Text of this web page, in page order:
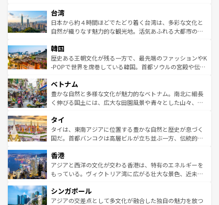
情報は
人々、おいしいローカルフードやハワイアンミュージッ
ク、伝統的なフラダンスなど、すべてがハワイの魅力を彩
っている。訪れるたびに新しい発見と感動が待っているハ
はコンテンツ一覧
リアリーフや大陸中央部にそびえるウルル（エアーズロッ
ク）、タスマニアの美しい原生林やケアンズの熱帯雨林な
ど、見どころがたくさん。また、カフェやワイン、オージ
いる。アクティビティも充実しており、サーフィンやダイ
ビング、ハイキングなど、アウトドア好きにはたまらな
い。オーストラリアの多彩な魅力を存分に味わいつくそ
参照してほしい。
台湾
日本から約４時間ほどでたどり着く台湾は、多彩な文化と
自然が織りなす魅力的な観光地。活気あふれる大都市の台
ン）、静ひつな山岳地帯である台湾東部など、都市の喧騒
と山間の静けさが共存しており、訪れる人に新しい発見と
驚きをもたらしてくれる。また、奥深い台湾の食文化も魅
容にもいいと評判のスイーツなど、バラエティ豊かな料理
が味わえる。 なお、新着の台湾情報は コンテンツ一覧を参
照してほしい。
韓国
歴史ある王朝文化が残る一方で、最先端のファッションやK
-POPで世界を席巻している韓国。首都ソウルの宮殿や伝統
き、地方に足を延ばせば四季折々の自然美を楽しむことが
できる。そして、キムチや焼肉、絶品のストリートフード
まで、さまざまな韓国料理が待っている。夜には、韓国な
リティに包まれながら、韓国の多彩な魅力を心ゆくまで味
わってみてほしい。 なお、新着の韓国情報はコンテンツ一
覧を参照してほしい。
ベトナム
豊かな自然と多様な文化が魅力的なベトナム。南北に細長
く伸びる国土には、広大な田園風景や青々とした山々、世
急速な発展と共に伝統が息づく。ハノイの古い町並みやホ
ーチミン市のフランス統治時代の建物も、独特の雰囲気を
醸し出している。また、バラエティの豊かさとおいしさで
とつ。フォーやバインミー、ベトナムコーヒーなどは、ぜ
ひ現地で味わいたい。どの地域を訪れてもあたたかい人々
が旅行者を迎えてくれるので、きっと忘れられない旅にな
参照してほしい。
タイ
タイは、東南アジアに位置する豊かな自然と歴史が息づく
国だ。首都バンコクは高層ビルが立ち並ぶ一方、伝統的な
の活気が交差している。北部ではチェンマイなどの山岳地
帯で自然と触れ合い、南部ではプーケットやクラビの美し
いビーチでリゾート気分を楽しむことができる。タイ料理
激する。気候は一年中温暖で、どの季節にも異なる楽しみ
が待っている。親しみやすいタイの人々、仏教を中心とし
香港
アジアと西洋の文化が交わる香港は、特有のエネルギーを
もっている。ヴィクトリア湾に広がる壮大な景色、近未来
み、どこを訪れても感動するはず。観光スポットが密集し
ており、効率よく見どころを回れるのも魅力。息をのむよ
シンガポール
アジアの交差点として多文化が融合した独自の魅力を放つ